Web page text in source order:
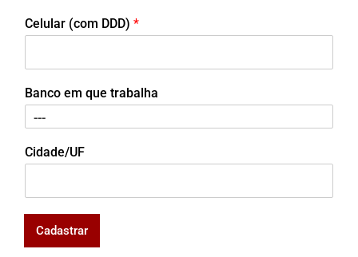
Celular (com DDD) *
Banco em que trabalha
Cidade/UF
Cadastrar